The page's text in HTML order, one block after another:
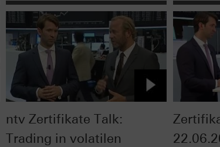
ntv Zertifikate Talk:
Trading in volatilen